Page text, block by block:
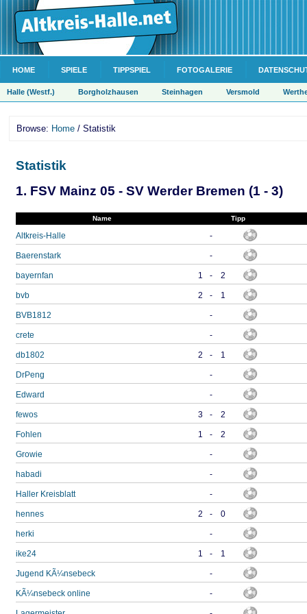
HOME SPIELE TIPPSPIEL FOTOGALERIE
Halle (Westf.) Borgholzhausen Steinhagen Versmold
Browse: Home / Statistik
Statistik
1. FSV Mainz 05 - SV Werder Bremen (1 - 3)
Name Tipp
Altkreis-Halle -
Baerenstark -
bayernfan 1 - 2
bvb 2 - 1
BVB1812 -
crete -
db1802 2 - 1
DrPeng -
Edward -
fewos 3 - 2
Fohlen 1 - 2
Growie -
habadi -
Haller Kreisblatt -
hennes 2 - 0
herki -
ike24 1 - 1
Jugend KÃ¼nsebeck -
KÃ¼nsebeck online -